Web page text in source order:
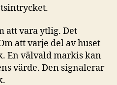
att vara ytlig. Det
att varje del av huset
En välvald markis kan
värde. Den signalerar